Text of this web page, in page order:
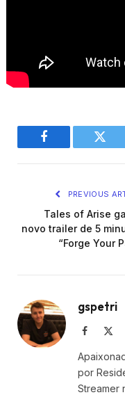
Facebook
PREVIOUS
Tales of Arise
novo trailer de 5
“Forge Your
gspetri
Facebook
por
Streamer